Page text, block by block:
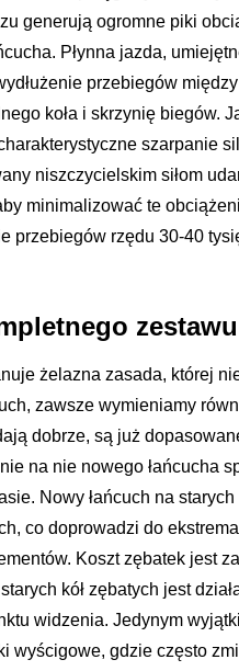
generują ogromne piki
Płynna jazda,
przebiegów
koła i skrzynię biegów.
szarpanie
niszczycielskim siłom
minimalizować te
przebiegów rzędu 30-40
żelazna zasada, której
zawsze wymieniamy
dobrze, są już
na nie nowego łańcucha
Nowy łańcuch na
co doprowadzi do
Koszt zębatek jest
kół zębatych jest
widzenia. Jedynym
wyścigowe, gdzie często